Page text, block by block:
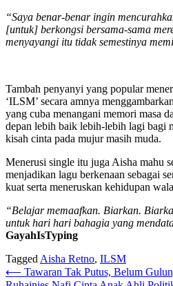
“Saya benar-benar ingin
[untuk] berkongsi bersama-sama
menyayangi itu tidak semestinya
Tambah penyanyi yang popular
‘ILSM’ secara amnya
yang cuba menangani memori masa
depan lebih baik lebih-lebih lagi bagi
kisah cinta pada mujur masih muda.
Menerusi single itu juga Aisha mahu
menjadikan lagu berkenaan sebagai
kuat serta meneruskan kehidupan
“Belajar memaafkan. Biarkan.
untuk hari hari bahagia yang
GayahIsTyping
Tagged Aisha Retno, ILSM
Post
⟵ Tawaran Tak Putus, Belum